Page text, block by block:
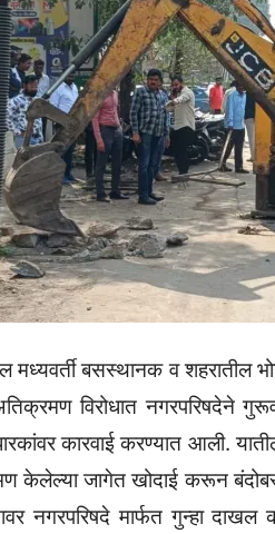
मध्यवर्ती बसस्थानक व शहरातील
विरोधात नगरपरिषदेने
कारवाई करण्यात आली.
केलेल्या जागेत खोदाई करून
नगरपरिषदे मार्फत गुन्हा दाखल